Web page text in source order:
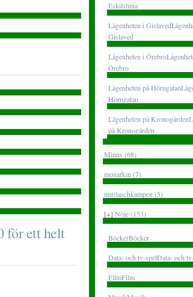
för ett helt
Eskilstuna
Lägenheten i
Gislaved
Lägenheten i
Örebro
Lägenheten på
Hörngatan
Lägenheten på
på Kronogården
Minns (68)
monarkin (7)
mustaschkampen (5)
[+] Nöje (153)
BöckerBöcker
Data- och tv-spelData- och
FilmFilm